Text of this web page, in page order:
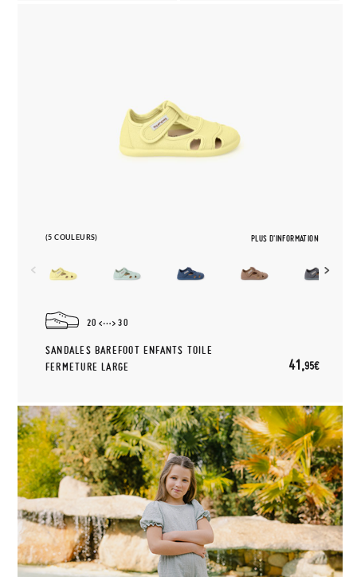
(5 COULEURS) PLUS D'INFORMATION
20 30
SANDALES BAREFOOT ENFANTS TOILE
FERMETURE LARGE
41,95€